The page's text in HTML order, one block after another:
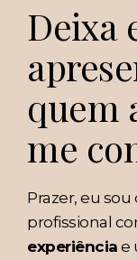
Deixa
quem
me
Prazer, eu
profissional
experiência e